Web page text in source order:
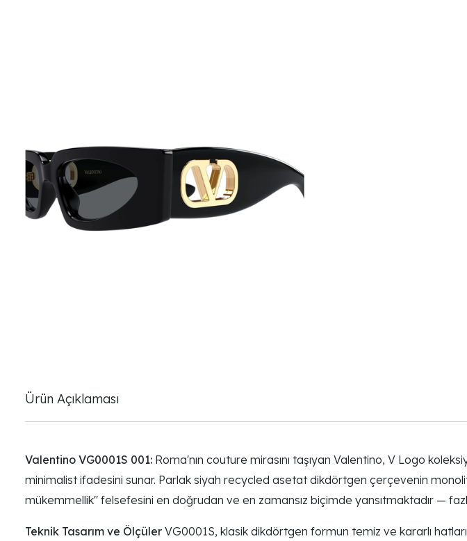
Ürün Açıklaması
Valentino VG0001S 001: Roma'nın couture mirasını taşıyan Valentino, V Logo
minimalist ifadesini sunar. Parlak siyah recycled asetat dikdörtgen çerçevenin
mükemmellik" felsefesini en doğrudan ve en zamansız biçimde yansıtmaktadır —
Teknik Tasarım ve Ölçüler VG0001S, klasik dikdörtgen formun temiz ve kararlı